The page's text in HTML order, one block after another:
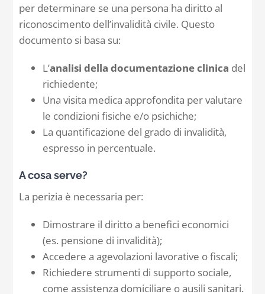
per determinare se una persona ha diritto al
riconoscimento dell’invalidità civile. Questo
documento si basa su:
L’analisi della documentazione clinica del
richiedente;
Una visita medica approfondita per valutare
le condizioni fisiche e/o psichiche;
La quantificazione del grado di invalidità,
espresso in percentuale.
A cosa serve?
La perizia è necessaria per:
Dimostrare il diritto a benefici economici
(es. pensione di invalidità);
Accedere a agevolazioni lavorative o fiscali;
Richiedere strumenti di supporto sociale,
come assistenza domiciliare o ausili sanitari.